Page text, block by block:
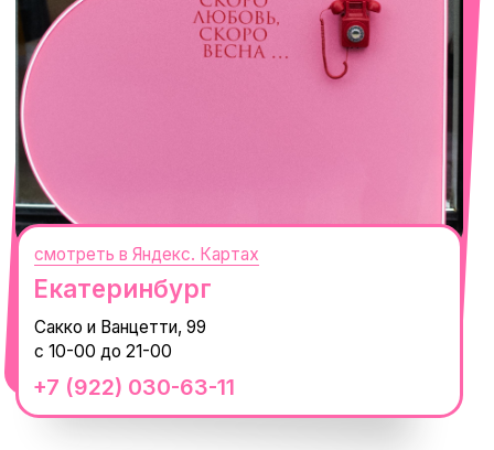
Сочи
Село Эстосадок, ТРЦ Горки Молл,
Горная Карусель, 3
+7 (919) 374-04-04
с 10-00 до 22-00